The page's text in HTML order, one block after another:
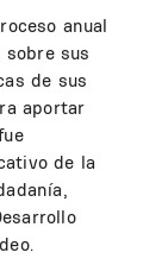
anual
sus
de sus
aportar
de la